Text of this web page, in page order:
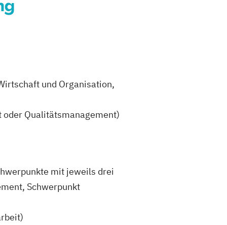
und Organisation,
oder Qualitätsmanagement)
mit jeweils drei
Schwerpunkt